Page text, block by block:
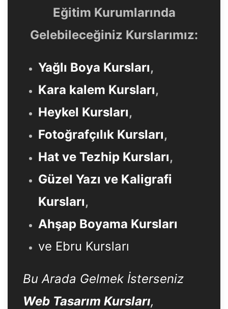
Eğitim Kurumlarında
Gelebileceğiniz Kurslarımız:
Yağlı Boya Kursları,
Kara kalem Kursları,
Heykel Kursları,
Fotoğrafçılık Kursları,
Hat ve Tezhip Kursları,
Güzel Yazı ve Kaligrafi
Kursları,
Ahşap Boyama Kursları
ve Ebru Kursları
Bu Arada Gelmek İsterseniz
Web Tasarım Kursları,